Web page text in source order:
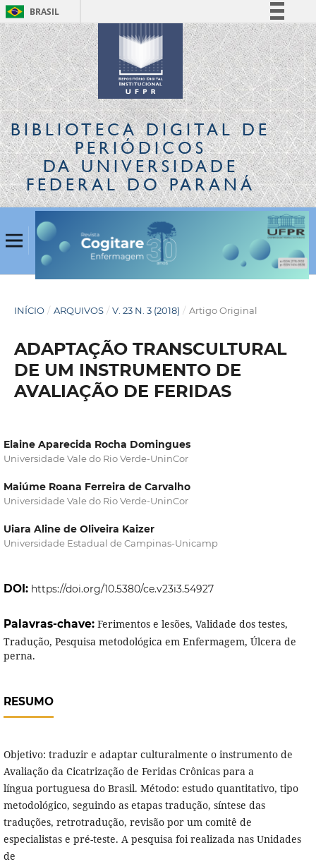
BRASIL
Simplifique!
Comunica BR
Participe
Acesso à informação
Legislação
Canais
BIBLIOTECA DIGITALDE
PERIÓDICOS
DA UNIVERSIDADE
FEDERAL DO PARANÁ
INÍCIO / ARQUIVOS / V. 23 N. 3 (2018) / Artigo Original
ADAPTAÇÃO TRANSCULTURAL
DE UM INSTRUMENTO DE
AVALIAÇÃO DE FERIDAS
Elaine Aparecida Rocha Domingues
Universidade Vale do Rio Verde-UninCor
Maiúme Roana Ferreira de Carvalho
Universidade Vale do Rio Verde-UninCor
Uiara Aline de Oliveira Kaizer
Universidade Estadual de Campinas-Unicamp
DOI: https://doi.org/10.5380/ce.v23i3.54927
Palavras-chave: Ferimentos e lesões, Validade dos testes,
Tradução, Pesquisa metodológica em Enfermagem, Úlcera de
perna.
RESUMO
Objetivo: traduzir e adaptar culturalmente o instrumento de
Avaliação da Cicatrização de Feridas Crônicas para a
língua portuguesa do Brasil. Método: estudo quantitativo, tipo
metodológico, seguindo as etapas tradução, síntese das
traduções, retrotradução, revisão por um comitê de
especialistas e pré-teste. A pesquisa foi realizada nas Unidades
de